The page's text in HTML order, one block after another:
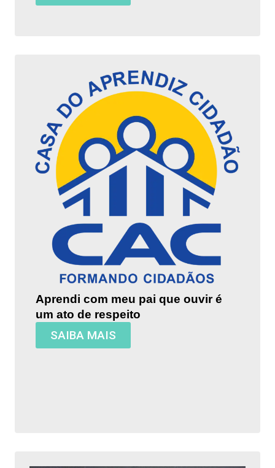
Aprendi com meu pai que ouvir é
um ato de respeito
SAIBA MAIS